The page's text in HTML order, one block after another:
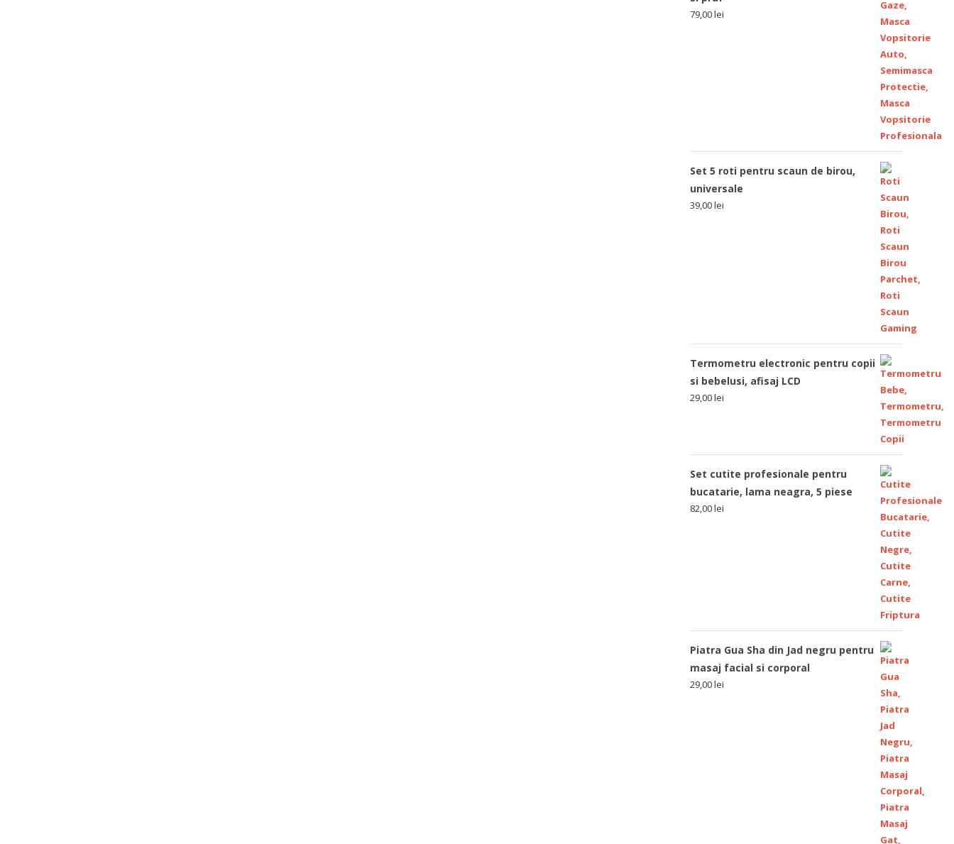
79,00lei
Set 5 roti pentru scaun de birou,
universale
39,00lei
Termometru electronic pentru copii
si bebelusi, afisaj LCD
29,00lei
Set cutite profesionale pentru
bucatarie, lama neagra, 5 piese
82,00lei
Piatra Gua Sha din Jad negru pentru
masaj facial si corporal
29,00lei